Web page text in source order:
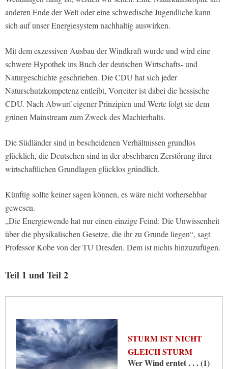
anderen Ende der Welt oder eine schwedische Jugendliche kann
sich auf unser Energiesystem nachhaltig auswirken.
Mit dem exzessiven Ausbau der Windkraft wurde und wird eine
schwere Hypothek ins Buch der deutschen Wirtschafts- und
Naturgeschichte geschrieben. Die CDU hat sich jeder
Naturschutzkompetenz entleibt, Vorreiter ist dabei die hessische
CDU. Nach Abwurf eigener Prinzipien und Werte folgt sie dem
grünen Mainstream zum Zweck des Machterhalts.
Die Südländer sind in bescheidenen Verhältnissen grundlos
glücklich, die Deutschen sind in der absehbaren Zerstörung ihrer
wirtschaftlichen Grundlagen glücklos gründlich.
Künftig sollte keiner sagen können, es wäre nicht vorhersehbar
gewesen.
„Die Energiewende hat nur einen einzige Feind: Die Unwissenheit
über die physikalischen Gesetze, die ihr zu Grunde liegen“, sagt
Professor Kobe von der TU Dresden. Dem ist nichts hinzuzufügen.
Teil 1 und Teil 2
STURM IST NICHT
GLEICH STURM
Wer Wind erntet . . . (1)